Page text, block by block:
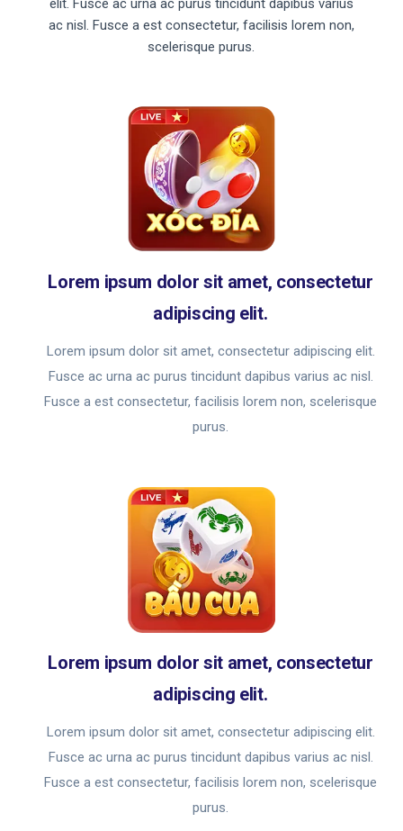
elit. Fusce ac urna ac purus tincidunt dapibus varius
ac nisl. Fusce a est consectetur, facilisis lorem non,
scelerisque purus.
Lorem ipsum dolor sit amet, consectetur
adipiscing elit.
Lorem ipsum dolor sit amet, consectetur adipiscing elit.
Fusce ac urna ac purus tincidunt dapibus varius ac nisl.
Fusce a est consectetur, facilisis lorem non, scelerisque
purus.
Lorem ipsum dolor sit amet, consectetur
adipiscing elit.
Lorem ipsum dolor sit amet, consectetur adipiscing elit.
Fusce ac urna ac purus tincidunt dapibus varius ac nisl.
Fusce a est consectetur, facilisis lorem non, scelerisque
purus.